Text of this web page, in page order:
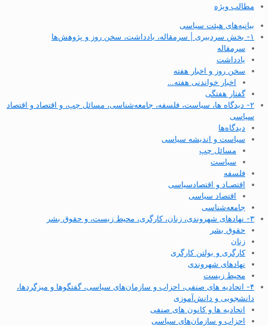
مطالب ویژه
بیانیه‌های هیئت سیاسی
۱- بخش سردبیری | سرمقاله، یادداشت، سخن روز و پژوهش‌ها
سرمقاله
یادداشت
سخن روز و اخبار هفته
اخبار خواندنی هفته…
گفتار هفتگی
۲- دیدگاه ها، سیاست، فلسفه، جامعه‌شناسی، مسائل چپ، و اقتصاد و اقتصاد
سیاسی
دیدگاه‌ها
سیاست و اندیشه سیاسی
مسائل چپ
سیاست
فلسفه
اقتصـاد و اقتصاد‌سیاسی
اقتصاد سیاسی
جامعه‌شناسی
۳- نهادهای شهروندی، زنان، کارگری، محیط زیست، و حقوق بشر
حقوق بشر
زنان
کارگری و بولتن کارگری
نهادهای شهروندی
محیط زیست
۴- اتحادیه های صنفی، احزاب و سازمان‌های سیاسی، گفتگوها و میزگردها،
دانشجویی و دانش‌آموزی
اتحادیه ها و کانون های صنفی
احزاب و سازمان‌های سیاسی